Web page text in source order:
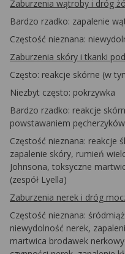
Zaburzenia wątroby i dróg
Bardzo rzadko: zapalenie
Częstość nieznana:
Zaburzenia skóry i tkanki
Często: reakcje skórne (w
Niezbyt często: pokrzywka
Bardzo rzadko: reakcje
powstawaniem
Częstość nieznana: reakcje
zapalenie skóry, rumień
Johnsona, toksyczne
(zespół Lyella)
Zaburzenia nerek i dróg
Częstość nieznana:
niewydolność nerek,
martwica brodawek